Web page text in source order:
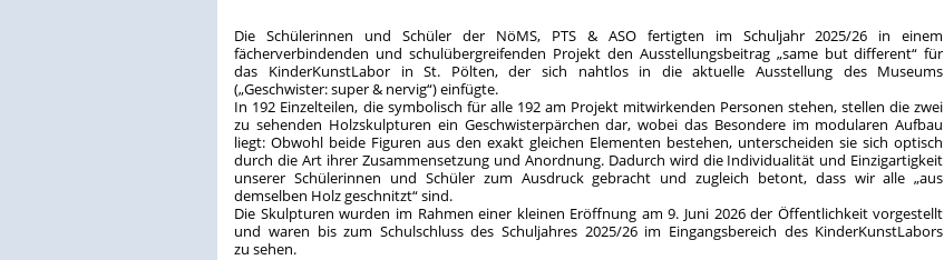
Die Schülerinnen und Schüler der NöMS, PTS & ASO fertigten im Schuljahr 2025/26 in einem
fächerverbindenden und schulübergreifenden Projekt den Ausstellungsbeitrag „same but different“ für
das KinderKunstLabor in St. Pölten, der sich nahtlos in die aktuelle Ausstellung des Museums
(„Geschwister: super & nervig“) einfügte.
In 192 Einzelteilen, die symbolisch für alle 192 am Projekt mitwirkenden Personen stehen, stellen die zwei
zu sehenden Holzskulpturen ein Geschwisterpärchen dar, wobei das Besondere im modularen Aufbau
liegt: Obwohl beide Figuren aus den exakt gleichen Elementen bestehen, unterscheiden sie sich optisch
durch die Art ihrer Zusammensetzung und Anordnung. Dadurch wird die Individualität und Einzigartigkeit
unserer Schülerinnen und Schüler zum Ausdruck gebracht und zugleich betont, dass wir alle „aus
demselben Holz geschnitzt“ sind.
Die Skulpturen wurden im Rahmen einer kleinen Eröffnung am 9. Juni 2026 der Öffentlichkeit vorgestellt
und waren bis zum Schulschluss des Schuljahres 2025/26 im Eingangsbereich des KinderKunstLabors
zu sehen.